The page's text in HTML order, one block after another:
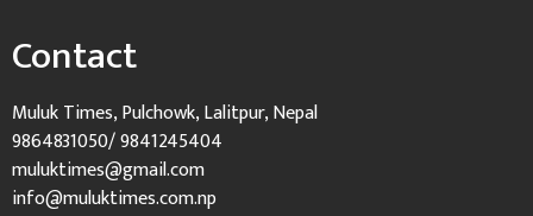
Contact
Muluk Times, Pulchowk, Lalitpur, Nepal
9864831050/ 9841245404
muluktimes@gmail.com
info@muluktimes.com.np